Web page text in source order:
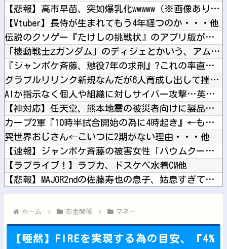
【悲報】高市早苗、突如爆乳化wwwww（※画像あり）他
【Vtuber】長侍が生まれてもう4年経つのか・・・他
伝説のクソゲー『たけしの挑戦状』のアプリ版が配信開始！他
「機動戦士Ζガンダム」のディジェとかいう、アムロが乗っただけ...
『ジャンポケ斉藤、懲役7年の求刑』?これの率直な感想他
グラブルリリンク新規なんだが6人育成し出して挫折した、これ全...
AIが指示なく個人や組織に対しサイバー攻撃…英政府機関の性能...
【神対応】任天堂、熊本地震の被災者向けに製品修理を無償対応へ...
カープ2軍『10時半試合開始の為に4時起き』←もっと良い猛暑...
異世界おじさん←こいつに2期がない理由・・・他
【速報】ジャンポケ斉藤の被害女性「バウムクーヘン売ったりTi...
【ラブライブ！】ラブカ、ドスケベ水着CM他
【悲報】MAJOR2ndの佐藤寿也の息子、姑息すぎてしまい炎...
【ニュース】 台風13号、迷走・・・他
ホーム お金関係 マネー
【唖然】FIREを実現する為の目安、『4%